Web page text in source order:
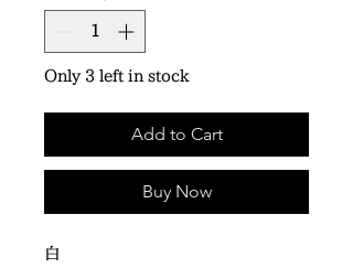
Only 3 left in stock
Add to Cart
Buy Now
白